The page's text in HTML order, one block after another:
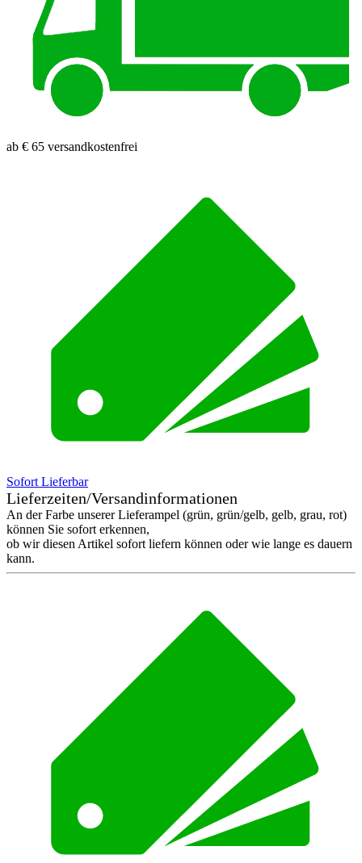
ab € 65 versandkostenfrei
Sofort Lieferbar
Lieferzeiten/Versandinformationen
An der Farbe unserer Lieferampel (grün, grün/gelb, gelb, grau, rot)
können Sie sofort erkennen,
ob wir diesen Artikel sofort liefern können oder wie lange es dauern
kann.